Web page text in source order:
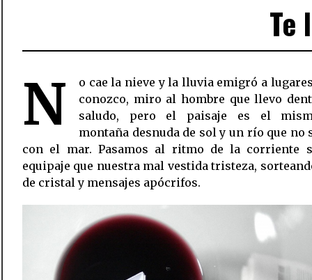
Te
N
o cae la nieve y la lluvia emigró a
conozco, miro al hombre que llevo
saludo, pero el paisaje es el
montaña desnuda de sol y un río que no
con el mar. Pasamos al ritmo de la corriente
equipaje que nuestra mal vestida tristeza,
de cristal y mensajes apócrifos.